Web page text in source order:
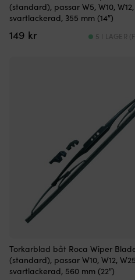
(standard), passar W5, W10,
svartlackerad, 355 mm (14″)
149 kr 5 I LAGER
Torkarblad båt Roca Wiper
(standard), passar W10, W12,
svartlackerad, 560 mm (22″)